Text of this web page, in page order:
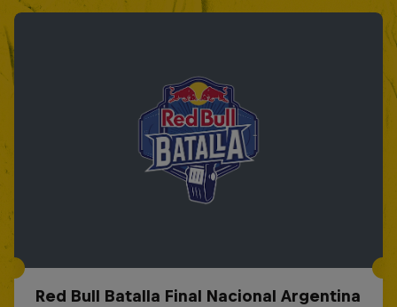
Red Bull Batalla Final Nacional Argentina